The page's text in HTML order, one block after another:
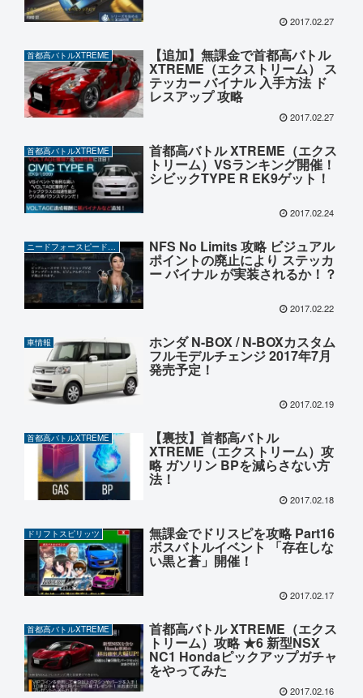
2017.02.27
首都高バトルXTREME 【追加】無課金で首都高バトル
XTREME（エクストリーム） ス
テッカー バイナル 入手方法 ド
レスアップ 攻略
2017.02.27
首都高バトルXTREME 首都高バトル XTREME（エクス
トリーム）VSランキング開催！
シビックTYPE R EK9ゲット！
2017.02.24
ニードフォースピードノーリミット NFS No Limits 攻略 ビジュアル
ポイントの廃止により ステッカ
ー バイナル が実装されるか！？
2017.02.22
車情報 ホンダ N-BOX / N-BOXカスタム
フルモデルチェンジ 2017年7月
発売予定！
2017.02.19
首都高バトルXTREME 【裏技】首都高バトル
XTREME（エクストリーム）攻
略 ガソリン BPを減らさない方
法！
2017.02.18
ドリフトスピリッツ 無課金でドリスピを攻略 Part16
ボスバトルイベント 「存在しな
い黒と蒼」開催！
2017.02.17
首都高バトルXTREME 首都高バトル XTREME（エクス
トリーム）攻略 ★6 新型NSX
NC1 Hondaピックアップガチャ
をやってみた
2017.02.16